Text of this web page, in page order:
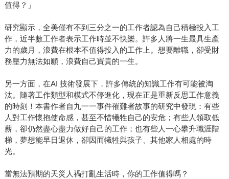
值得？」
研究顯示，全美僅有不到三分之一的工作者認為自己積極投入工
作，近半數工作者表示工作時並不快樂。許多人將一生最具生產
力的歲月，浪費在根本不值得投入的工作上。想要離職，卻受財
務壓力無法如願，浪費自己寶貴的一生。
另一方面，在AI 技術發展下，許多傳統的知識工作有可能被淘
汰。隨著工作類型和模式不停進化，現在正是重新反思工作意義
的時刻！本書作者自九一一事件罹難者故事的研究中發現：有些
人對工作懷抱使命感，甚至不惜犧牲自己的安危；有些人領取低
薪，卻仍然盡心盡力做好自己的工作；也有些人一心攀升職涯階
梯，夢想能早日退休，卻因而犧牲與孩子、其他家人相處的時
光。
當無法預期的天災人禍打亂生活時，你的工作值得嗎？